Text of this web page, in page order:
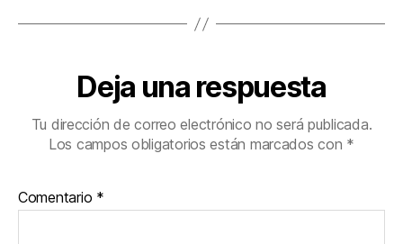
Deja una respuesta
Tu dirección de correo electrónico no será publicada.
Los campos obligatorios están marcados con *
Comentario *